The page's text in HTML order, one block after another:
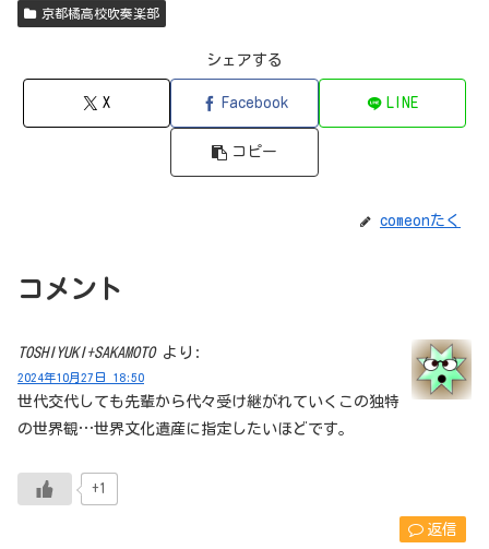
京都橘高校吹奏楽部
シェアする
X Facebook LINE
コピー
comeonたく
コメント
TOSHIYUKI+SAKAMOTO より:
2024年10月27日 18:50
世代交代しても先輩から代々受け継がれていくこの独特
の世界観…世界文化遺産に指定したいほどです。
+1
返信